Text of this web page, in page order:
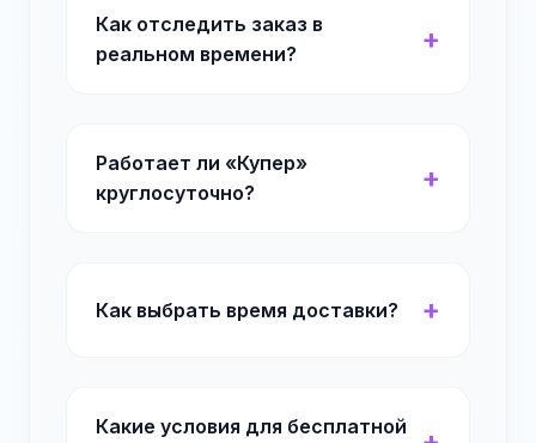
Как отследить заказ в
реальном времени?
Работает ли «Купер»
круглосуточно?
Как выбрать время доставки?
Какие условия для бесплатной